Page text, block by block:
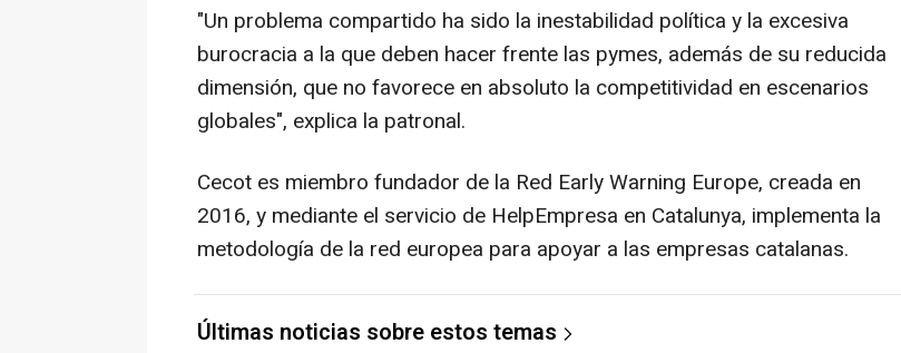
"Un problema compartido ha sido la inestabilidad política y la excesiva
burocracia a la que deben hacer frente las pymes, además de su reducida
dimensión, que no favorece en absoluto la competitividad en escenarios
globales", explica la patronal.
Cecot es miembro fundador de la Red Early Warning Europe, creada en
2016, y mediante el servicio de HelpEmpresa en Catalunya, implementa la
metodología de la red europea para apoyar a las empresas catalanas.
Últimas noticias sobre estos temas